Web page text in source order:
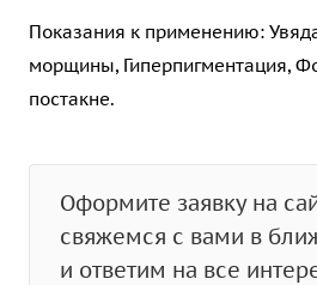
Показания к применению:
морщины, Гиперпигментация,
постакне.
Оформите заявку на
свяжемся с вами в
и ответим на все